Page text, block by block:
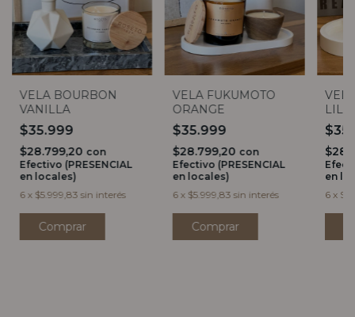
VELA BOURBON
VANILLA
$35.999
$28.799,20 con
Efectivo (PRESENCIAL
en locales)
6 x $5.999,83 sin interés
VELA FUKUMOTO
ORANGE
$35.999
$28.799,20 con
Efectivo (PRESENCIAL
en locales)
6 x $5.999,83 sin interés
en
6 x